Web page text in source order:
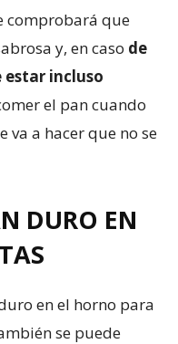
comprobará que
y, en caso de
estar incluso
el pan cuando
va a hacer que no se
DURO EN
en el horno para
se puede